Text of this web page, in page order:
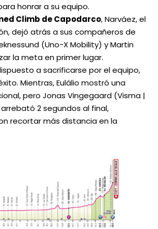
honrar a su equipo.
Climb de Capodarco, Narváez, el
dejó atrás a sus compañeros de
(Uno-X Mobility) y Martin
la meta en primer lugar.
a sacrificarse por el equipo,
Mientras, Eulálio mostró una
pero Jonas Vingegaard (Visma |
2 segundos al final,
recortar más distancia en la